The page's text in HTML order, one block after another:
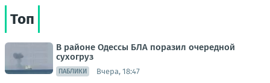
Топ
В районе Одессы БЛА поразил очередной
сухогруз
ПАБЛИКИ Вчера, 18:47